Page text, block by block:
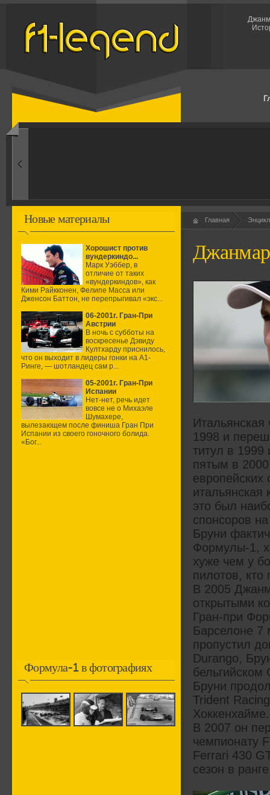
1960-ые
Новые материалы
Хорошист против
вундеркиндо...
Марк Уэббер, в
отличие от таких
«вундеркиндов», как
Кими Райкконен, Фелипе Масса или
Дженсон Баттон, не перепрыгивал «экс...
06-2001г. Гран-При
Австрии
В ночь с субботы на
воскресенье Дэвиду
Култхарду приснилось,
что он выходит в лидеры гонки на А1-
Ринге, — шотландец сам р...
05-2001г. Гран-При
Испании
Нет-нет, речь идет
вовсе не о Михаэле
Шумахере,
вылезающем после финиша Гран При
Испании из своего гоночного болида.
«Бог...
Формула-1 в фотографиях
Главная
1998 и
титул в
пятым в
это был
спонсоров
Бруни
Формулы-1,
хуже чем у
пилотов,
В 2005
открытыми
Гран-при
Барселоне 7
пропустил
Durango,
бельгийском
Бруни
Trident
Хоккенхайме.
В 2007 он
чемпионату
Ferrari 430
сезон в